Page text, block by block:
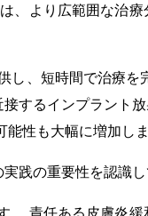
、より広範囲な治
、短時間で治療
するインプラント
性も大幅に増加しま
践の重要性を認識し